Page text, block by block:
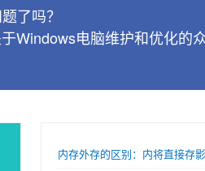
了吗？
Windows电脑维护和优化的
内存外存的区别：内将直接存